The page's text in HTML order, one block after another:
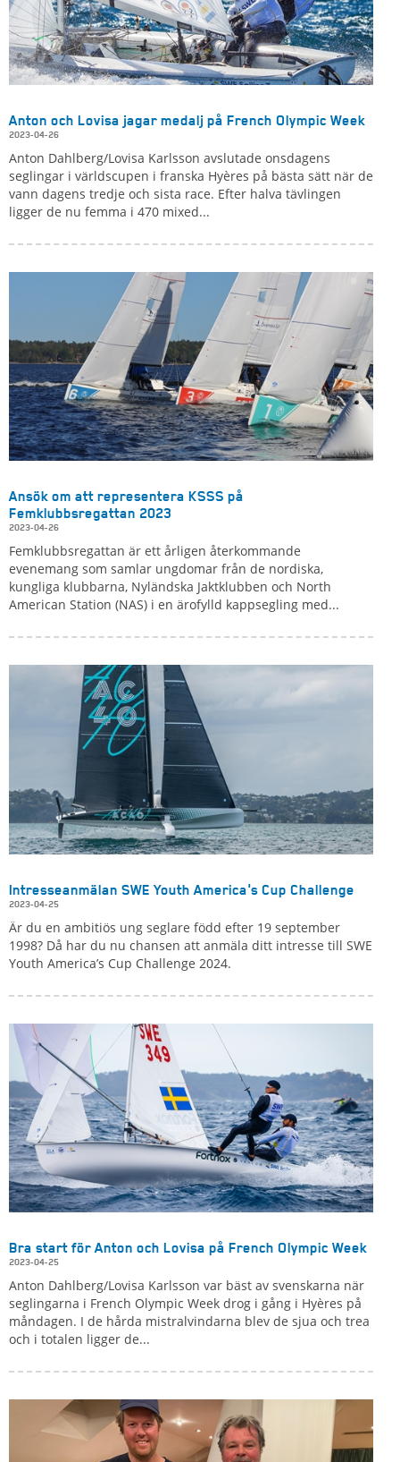
Anton och Lovisa jagar medalj på French Olympic Week
2023-04-26
Anton Dahlberg/Lovisa Karlsson avslutade onsdagens
seglingar i världscupen i franska Hyères på bästa sätt när de
vann dagens tredje och sista race. Efter halva tävlingen
ligger de nu femma i 470 mixed...
Ansök om att representera KSSS på
Femklubbsregattan 2023
2023-04-26
Femklubbsregattan är ett årligen återkommande
evenemang som samlar ungdomar från de nordiska,
kungliga klubbarna, Nyländska Jaktklubben och North
American Station (NAS) i en ärofylld kappsegling med...
Intresseanmälan SWE Youth America's Cup Challenge
2023-04-25
Är du en ambitiös ung seglare född efter 19 september
1998? Då har du nu chansen att anmäla ditt intresse till SWE
Youth America’s Cup Challenge 2024.
Bra start för Anton och Lovisa på French Olympic Week
2023-04-25
Anton Dahlberg/Lovisa Karlsson var bäst av svenskarna när
seglingarna i French Olympic Week drog i gång i Hyères på
måndagen. I de hårda mistralvindarna blev de sjua och trea
och i totalen ligger de...